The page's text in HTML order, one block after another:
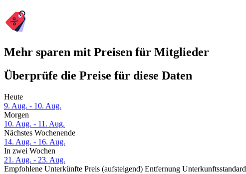
Mehr sparen mit Preisen für Mitglieder
Überprüfe die Preise für diese Daten
Heute
9. Aug. - 10. Aug.
Morgen
10. Aug. - 11. Aug.
Nächstes Wochenende
14. Aug. - 16. Aug.
In zwei Wochen
21. Aug. - 23. Aug.
Empfohlene Unterkünfte Preis (aufsteigend) Entfernung Unterkunftsstandard